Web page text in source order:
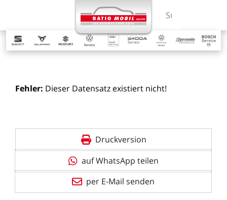
Suchbegriff
Fehler: Dieser Datensatz existiert nicht!
Druckversion
auf WhatsApp teilen
per E-Mail senden